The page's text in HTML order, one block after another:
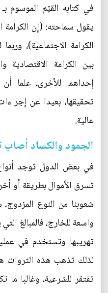
في كتابه القيّم الموسوم
يقول سماحته: (إن الكرامة
الكرامة الاجتماعية)،
بين الكرامة الاقتصادية
إحداهما للأخرى، علما أن
تحقيقها، بعيدا عن
عالية.
الجمود والكساد أصاب
في بعض الدول توجد
تسرق الأموال بطريقة أو
شعوبنا من النوع
واسعة للخارج، فالمبالغ
تهريبها وتستخدم في
لذلك تذهب هذه الثروات
تفتقر للشرعية، وغالبا